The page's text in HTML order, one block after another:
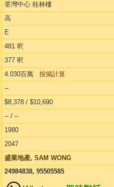
荃灣中心 桂林樓
高
E
481 呎
377 呎
4.030百萬 按揭計算
--
$8,378 / $10,690
-- / --
1980
2047
盛業地產, SAM WONG
24984838, 95505585